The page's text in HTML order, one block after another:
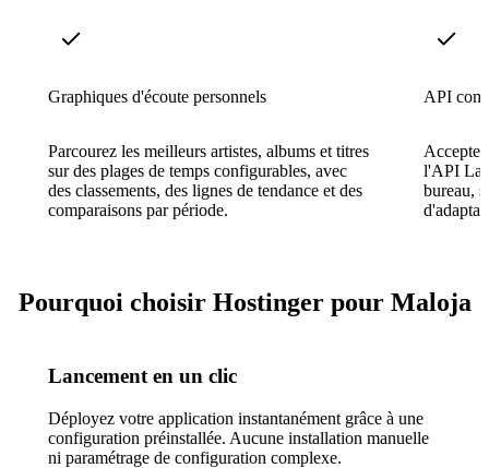
Graphiques d'écoute personnels
Parcourez les meilleurs artistes, albums et titres
sur des plages de temps configurables, avec
des classements, des lignes de tendance et des
comparaisons par période.
API
l'API
bureau,
Pourquoi choisir Hostinger pour Maloja
Lancement en un clic
Déployez votre application instantanément grâce à une
configuration préinstallée. Aucune installation manuelle
ni paramétrage de configuration complexe.